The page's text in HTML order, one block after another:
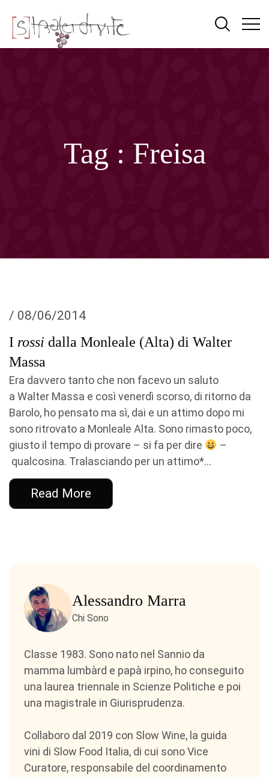
Tag : Freisa
/ 08/06/2014
I rossi dalla Monleale (Alta) di Walter
Massa
Era davvero tanto che non facevo un saluto
a Walter Massa e così venerdì scorso, di ritorno da
Barolo, ho pensato ma sì, dai e un attimo dopo mi
sono ritrovato a Monleale Alta. Sono rimasto poco,
giusto il tempo di provare – si fa per dire
–
qualcosina. Tralasciando per un attimo*...
Read More
Alessandro Marra
Chi Sono
Classe 1983. Sono nato nel Sannio da
mamma lumbàrd e papà irpino, ho conseguito
una laurea triennale in Scienze Politiche e poi
una magistrale in Giurisprudenza.
Collaboro dal 2019 con Slow Wine, la guida
vini di Slow Food Italia, di cui sono Vice
Curatore, responsabile del coordinamento